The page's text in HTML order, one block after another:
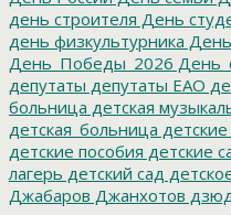
день строителя День
день физкультурника
День_Победы_2026
депутаты депутаты ЕАО
больница детская
детская_больница
детские пособия детские
лагерь детский сад
Джабаров Джанхотов